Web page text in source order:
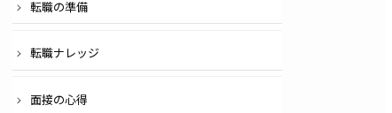
転職の準備
転職ナレッジ
面接の心得